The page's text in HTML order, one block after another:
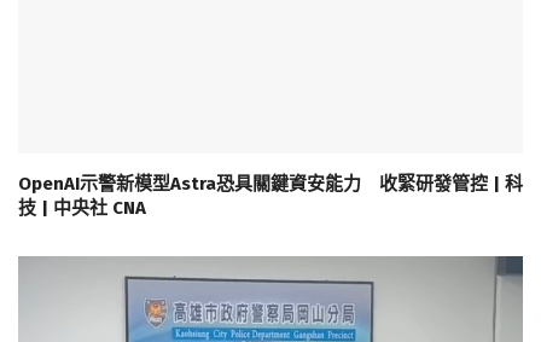
OpenAI示警新模型Astra恐具關鍵資安能力 收緊研發管控 | 科
技 | 中央社 CNA